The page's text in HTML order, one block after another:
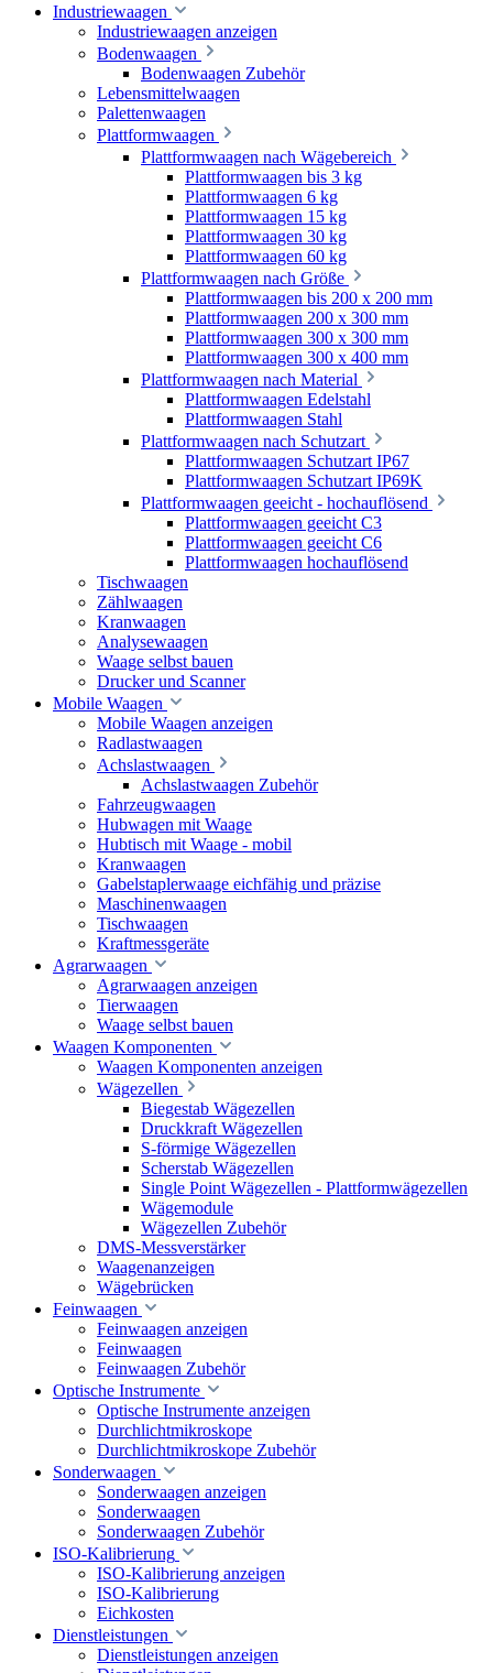
Industriewaagen
Industriewaagen anzeigen
Bodenwaagen
Bodenwaagen Zubehör
Lebensmittelwaagen
Palettenwaagen
Plattformwaagen
Plattformwaagen nach Wägebereich
Plattformwaagen bis 3 kg
Plattformwaagen 6 kg
Plattformwaagen 15 kg
Plattformwaagen 30 kg
Plattformwaagen 60 kg
Plattformwaagen nach Größe
Plattformwaagen bis 200 x 200 mm
Plattformwaagen 200 x 300 mm
Plattformwaagen 300 x 300 mm
Plattformwaagen 300 x 400 mm
Plattformwaagen nach Material
Plattformwaagen Edelstahl
Plattformwaagen Stahl
Plattformwaagen nach Schutzart
Plattformwaagen Schutzart IP67
Plattformwaagen Schutzart IP69K
Plattformwaagen geeicht - hochauflösend
Plattformwaagen geeicht C3
Plattformwaagen geeicht C6
Plattformwaagen hochauflösend
Tischwaagen
Zählwaagen
Kranwaagen
Analysewaagen
Waage selbst bauen
Drucker und Scanner
Mobile Waagen
Mobile Waagen anzeigen
Radlastwaagen
Achslastwaagen
Achslastwaagen Zubehör
Fahrzeugwaagen
Hubwagen mit Waage
Hubtisch mit Waage - mobil
Kranwaagen
Gabelstaplerwaage eichfähig und präzise
Maschinenwaagen
Tischwaagen
Kraftmessgeräte
Agrarwaagen
Agrarwaagen anzeigen
Tierwaagen
Waage selbst bauen
Waagen Komponenten
Waagen Komponenten anzeigen
Wägezellen
Biegestab Wägezellen
Druckkraft Wägezellen
S-förmige Wägezellen
Scherstab Wägezellen
Single Point Wägezellen - Plattformwägezellen
Wägemodule
Wägezellen Zubehör
DMS-Messverstärker
Waagenanzeigen
Wägebrücken
Feinwaagen
Feinwaagen anzeigen
Feinwaagen
Feinwaagen Zubehör
Optische Instrumente
Optische Instrumente anzeigen
Durchlichtmikroskope
Durchlichtmikroskope Zubehör
Sonderwaagen
Sonderwaagen anzeigen
Sonderwaagen
Sonderwaagen Zubehör
ISO-Kalibrierung
ISO-Kalibrierung anzeigen
ISO-Kalibrierung
Eichkosten
Dienstleistungen
Dienstleistungen anzeigen